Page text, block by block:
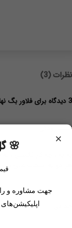
نظرات (3)
3 دیدگاه برای فلاور بگ
تبسم رودکی
به به ، چه کار تکمیلی ،
هر دو یه انتخاب عالی
×
🌸
جهت مشاوره و
اپلیکیشن‌های